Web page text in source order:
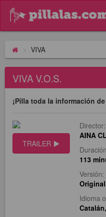
VIVA
VIVA V.O.S.
¡Pilla toda la información
TRAILER
Director:
AINA
113
Versión:
Idioma